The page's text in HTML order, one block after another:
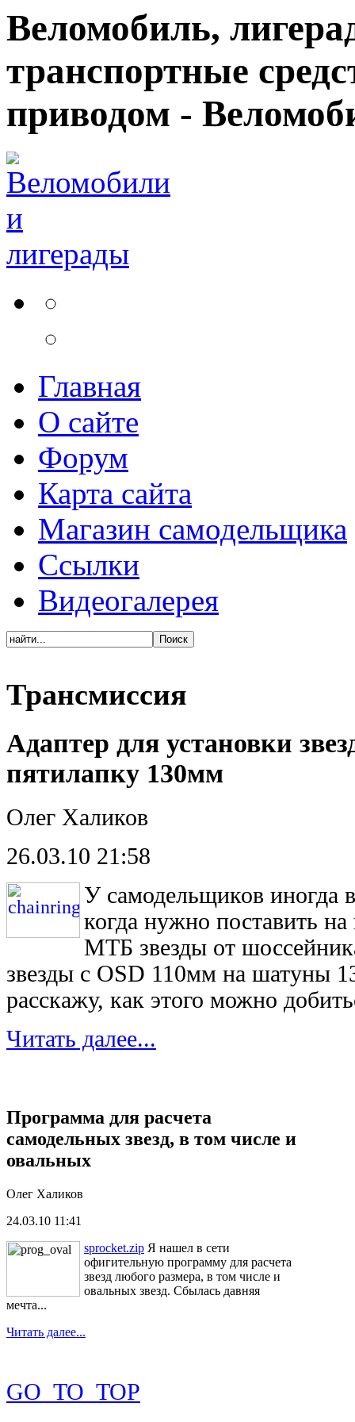
Веломобиль,
транспортные
приводом -
Главная
О сайте
Форум
Карта сайта
Магазин самодельщика
Ссылки
Видеогалерея
Трансмиссия
Адаптер для установки
пятилапку 130мм
Олег Халиков
26.03.10 21:58
У самодельщиков иногда
когда нужно поставить
МТБ звезды от
звезды с OSD 110мм на шатуны
расскажу, как этого можно
Читать далее...
Программа для расчета
самодельных звезд, в том числе и
овальных
Олег Халиков
24.03.10 11:41
sprocket.zip Я нашел в сети
офигительную программу для расчета
звезд любого размера, в том числе и
овальных звезд. Сбылась давняя
мечта...
Читать далее...
GO_TO_TOP